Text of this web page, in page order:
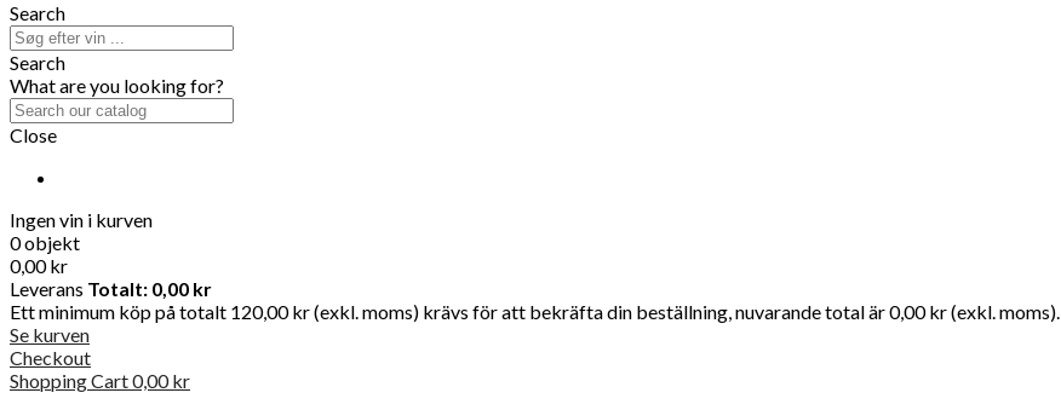
Search
Search
What are you looking for?
Close
Ingen vin i kurven
0 objekt
0,00 kr
Leverans Totalt: 0,00 kr
Ett minimum köp på totalt 120,00 kr (exkl. moms) krävs för att bekräfta din beställning, nuvarande total är 0,00 kr (exkl. moms).
Se kurven
Checkout
Shopping Cart0,00 kr